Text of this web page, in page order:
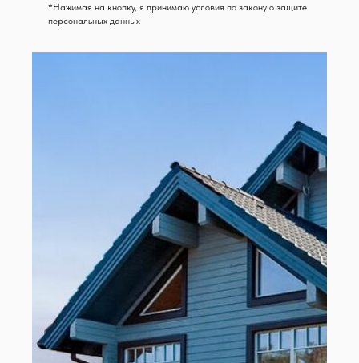
*Нажимая на кнопку, я принимаю условия по закону о защите
персональных данных